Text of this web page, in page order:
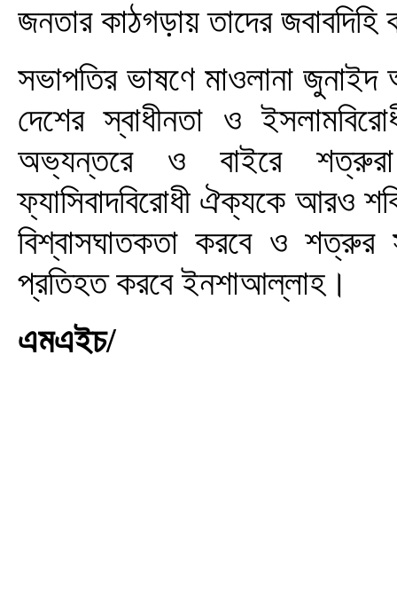
জনতার কাঠগড়ায় তাদের
সভাপতির ভাষণে মাওলানা
দেশের স্বাধীনতা ও
অভ্যন্তরে ও বাইরে
ফ্যাসিবাদবিরোধী ঐক্যকে আরও
বিশ্বাসঘাতকতা করবে ও শত্রুর
প্রতিহত করবে ইনশাআল্লাহ।
এমএইচ/